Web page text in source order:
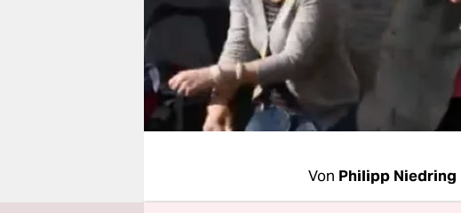
unterstützen
genossenschaft
epaper login
Von Philipp Niedring